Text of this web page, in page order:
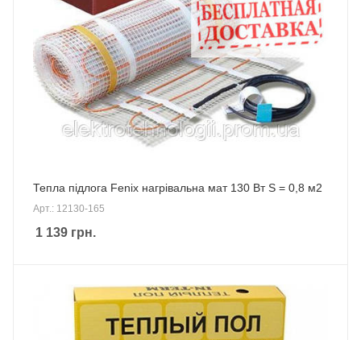
Тепла підлога Fenix нагрівальна мат 130 Вт S = 0,8 м2
Арт.: 12130-165
1 139 грн.